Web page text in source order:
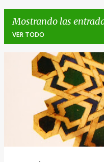
Mostrando las
VER TODO